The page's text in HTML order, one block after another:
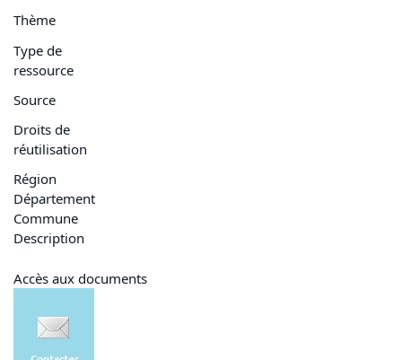
Thème
Type de
ressource
Source
Droits de
réutilisation
Région
Département
Commune
Description
Accès aux documents